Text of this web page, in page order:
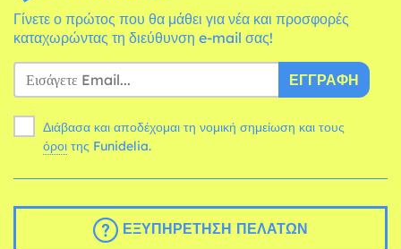
Γίνετε ο πρώτος που θα μάθει για νέα και προσφορές
καταχωρώντας τη διεύθυνση e-mail σας!
ΕΓΓΡΑΦΉ
Διάβασα και αποδέχομαι τη νομική σημείωση και τους
όροι της Funidelia.
ΕΞΥΠΗΡΈΤΗΣΗ ΠΕΛΑΤΏΝ